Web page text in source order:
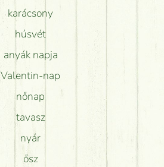
karácsony
húsvét
anyák napja
Valentin-nap
nőnap
tavasz
nyár
ősz